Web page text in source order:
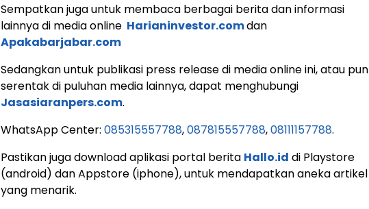
Sempatkan juga untuk membaca berbagai berita dan informasi
lainnya di media online Harianinvestor.comdan
Apakabarjabar.com
Sedangkan untuk publikasi press release di media online ini, atau pun
serentak di puluhan media lainnya, dapat menghubungi
Jasasiaranpers.com.
WhatsApp Center: 085315557788,087815557788,08111157788.
Pastikan juga download aplikasi portal berita Hallo.id di Playstore
(android) dan Appstore (iphone), untuk mendapatkan aneka artikel
yang menarik.